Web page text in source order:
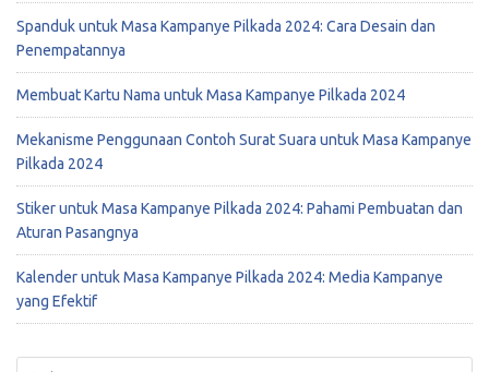
Spanduk untuk Masa Kampanye Pilkada 2024: Cara Desain dan
Penempatannya
Membuat Kartu Nama untuk Masa Kampanye Pilkada 2024
Mekanisme Penggunaan Contoh Surat Suara untuk Masa Kampanye
Pilkada 2024
Stiker untuk Masa Kampanye Pilkada 2024: Pahami Pembuatan dan
Aturan Pasangnya
Kalender untuk Masa Kampanye Pilkada 2024: Media Kampanye
yang Efektif